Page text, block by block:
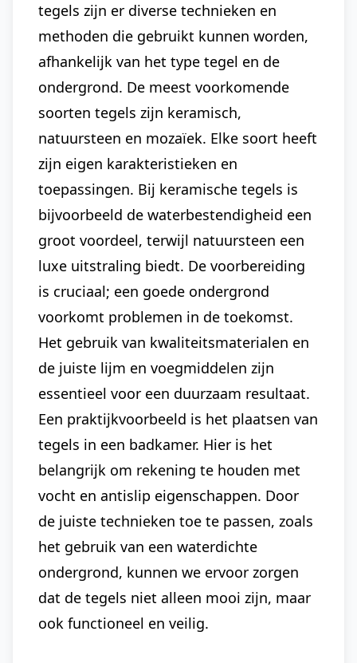
tegels zijn er diverse technieken en
methoden die gebruikt kunnen worden,
afhankelijk van het type tegel en de
ondergrond. De meest voorkomende
soorten tegels zijn keramisch,
natuursteen en mozaïek. Elke soort heeft
zijn eigen karakteristieken en
toepassingen. Bij keramische tegels is
bijvoorbeeld de waterbestendigheid een
groot voordeel, terwijl natuursteen een
luxe uitstraling biedt. De voorbereiding
is cruciaal; een goede ondergrond
voorkomt problemen in de toekomst.
Het gebruik van kwaliteitsmaterialen en
de juiste lijm en voegmiddelen zijn
essentieel voor een duurzaam resultaat.
Een praktijkvoorbeeld is het plaatsen van
tegels in een badkamer. Hier is het
belangrijk om rekening te houden met
vocht en antislip eigenschappen. Door
de juiste technieken toe te passen, zoals
het gebruik van een waterdichte
ondergrond, kunnen we ervoor zorgen
dat de tegels niet alleen mooi zijn, maar
ook functioneel en veilig.